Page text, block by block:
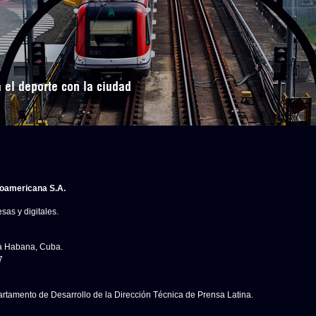
deporte con la ciudad
S.A.
y digitales.
Habana, Cuba.
de Desarrollo de la Dirección Técnica de Prensa Latina.